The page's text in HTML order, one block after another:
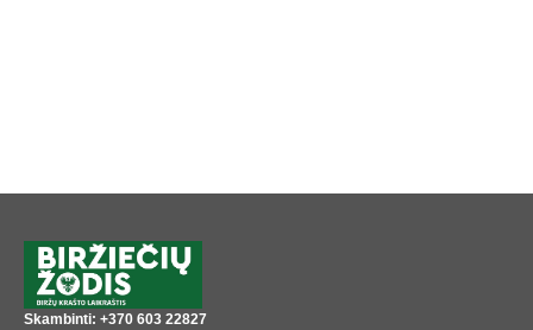
Skambinti: +370 603 22827